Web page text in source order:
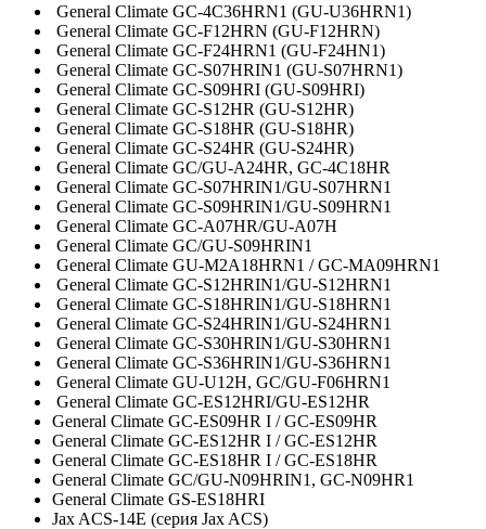
General Climate GC-4C36HRN1 (GU-U36HRN1)
General Climate GC-F12HRN (GU-F12HRN)
General Climate GC-F24HRN1 (GU-F24HN1)
General Climate GC-S07HRIN1 (GU-S07HRN1)
General Climate GC-S09HRI (GU-S09HRI)
General Climate GC-S12HR (GU-S12HR)
General Climate GC-S18HR (GU-S18HR)
General Climate GC-S24HR (GU-S24HR)
General Climate GC/GU-A24HR, GC-4C18HR
General Climate GC-S07HRIN1/GU-S07HRN1
General Climate GC-S09HRIN1/GU-S09HRN1
General Climate GC-A07HR/GU-A07H
General Climate GC/GU-S09HRIN1
General Climate GU-M2A18HRN1 / GC-MA09HRN1
General Climate GC-S12HRIN1/GU-S12HRN1
General Climate GC-S18HRIN1/GU-S18HRN1
General Climate GC-S24HRIN1/GU-S24HRN1
General Climate GC-S30HRIN1/GU-S30HRN1
General Climate GC-S36HRIN1/GU-S36HRN1
General Climate GU-U12H, GC/GU-F06HRN1
General Climate GC-ES12HRI/GU-ES12HR
General Climate GC-ES09HR I / GC-ES09HR
General Climate GC-ES12HR I / GC-ES12HR
General Climate GC-ES18HR I / GC-ES18HR
General Climate GC/GU-N09HRIN1, GC-N09HR1
General Climate GS-ES18HRI
Jax ACS-14E (серия Jax ACS)